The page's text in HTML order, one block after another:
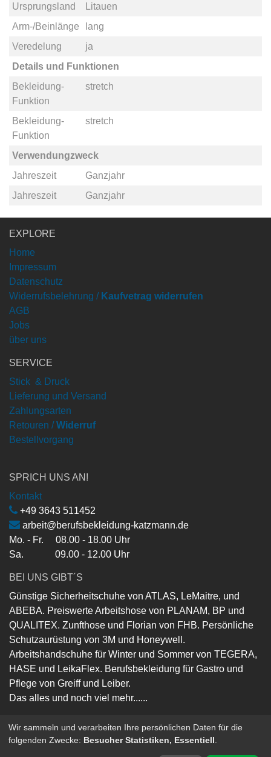
Ursprungsland
Litauen
Arm-/Beinlänge
lang
Veredelung
ja
Details und Funktionen
Bekleidung-
Funktion
stretch
Bekleidung-
Funktion
stretch
Verwendungzweck
Jahreszeit
Ganzjahr
Jahreszeit
Ganzjahr
EXPLORE
Home
Impressum
Datenschutz
Widerrufsbelehrung / Kaufvetrag widerrufen
AGB
Jobs
über uns
SERVICE
Stick & Druck
Lieferung und Versand
Zahlungsarten
Retouren / Widerruf
Bestellvorgang
SPRICH UNS AN!
Kontakt
+49 3643 511452
arbeit@berufsbekleidung-katzmann.de
Mo. - Fr. 08.00 - 18.00 Uhr
Sa. 09.00 - 12.00 Uhr
BEI UNS GIBT´S
Günstige Sicherheitschuhe von ATLAS, LeMaitre, und
ABEBA. Preiswerte Arbeitshose von PLANAM, BP und
QUALITEX. Zunfthose und Florian von FHB. Persönliche
Schutzaurüstung von 3M und Honeywell.
Arbeitshandschuhe für Winter und Sommer von TEGERA,
HASE und LeikaFlex. Berufsbekleidung für Gastro und
Pflege von Greiff und Leiber.
Das alles und noch viel mehr......
Copyright © Berufsbekleidung-Katzmann-GmbH
Wir sammeln und verarbeiten Ihre persönlichen Daten für die
folgenden Zwecke: Besucher Statistiken, Essentiell